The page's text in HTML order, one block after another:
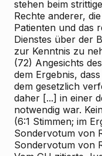
stehen beim
Rechte anderer,
Patienten und das
Dienstes über der
zur Kenntnis zu
(72) Angesichts
dem Ergebnis,
dem gesetzlich
daher [...] in einer
notwendig war.
(6:1 Stimmen; im
Sondervotum von
Sondervotum von